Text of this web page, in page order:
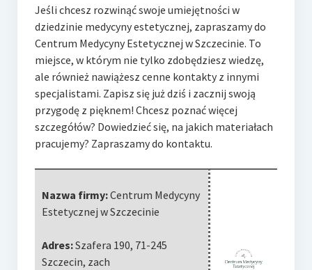
Jeśli chcesz rozwinąć swoje umiejętności w
dziedzinie medycyny estetycznej, zapraszamy do
Centrum Medycyny Estetycznej w Szczecinie. To
miejsce, w którym nie tylko zdobędziesz wiedzę,
ale również nawiążesz cenne kontakty z innymi
specjalistami. Zapisz się już dziś i zacznij swoją
przygodę z pięknem! Chcesz poznać więcej
szczegółów? Dowiedzieć się, na jakich materiałach
pracujemy? Zapraszamy do kontaktu.
Nazwa firmy:Centrum Medycyny
Estetycznej w Szczecinie
Adres:Szafera 190, 71-245
Szczecin, zach